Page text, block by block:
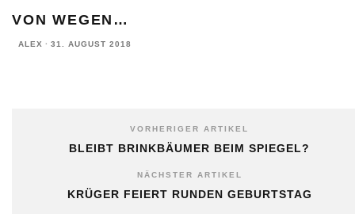
VON WEGEN…
ALEX · 31. AUGUST 2018
VORHERIGER ARTIKEL
BLEIBT BRINKBÄUMER BEIM SPIEGEL?
NÄCHSTER ARTIKEL
KRÜGER FEIERT RUNDEN GEBURTSTAG